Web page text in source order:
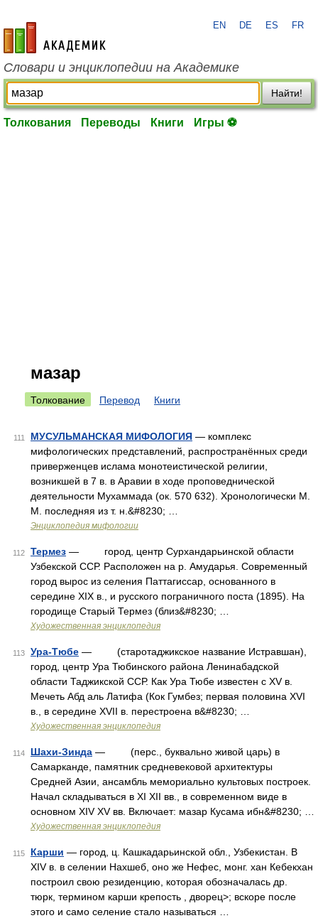
academic.ru
EN DE ES FR
Словари и энциклопедии на Академике
Найти!
Толкования Переводы Книги Игры ⚽
мазар
Толкование Перевод Книги
111 МУСУЛЬМАНСКАЯ МИФОЛОГИЯ — комплекс
мифологических представлений, распространённых среди
приверженцев ислама монотеистической религии,
возникшей в 7 в. в Аравии в ходе проповеднической
деятельности Мухаммада (ок. 570 632). Хронологически М.
М. последняя из т. н.&#8230; …
Энциклопедия мифологии
112 Термез — город, центр Сурхандарьинской области
Узбекской ССР. Расположен на р. Амударья. Современный
город вырос из селения Паттагиссар, основанного в
середине XIX в., и русского пограничного поста (1895). На
городище Старый Термез (близ&#8230; …
Художественная энциклопедия
113 Ура-Тюбе — (старотаджикское название Истравшан),
город, центр Ура Тюбинского района Ленинабадской
области Таджикской ССР. Как Ура Тюбе известен с XV в.
Мечеть Абд аль Латифа (Кок Гумбез; первая половина XVI
в., в середине XVII в. перестроена в&#8230; …
Художественная энциклопедия
114 Шахи-Зинда — (перс., буквально живой царь) в
Самарканде, памятник средневековой архитектуры
Средней Азии, ансамбль мемориально культовых построек.
Начал складываться в XI XII вв., в современном виде в
основном XIV XV вв. Включает: мазар Кусама ибн&#8230; …
Художественная энциклопедия
115 Карши — город, ц. Кашкадарьинской обл., Узбекистан. В
XIV в. в селении Нахшеб, оно же Нефес, монг. хан Кебекхан
построил свою резиденцию, которая обозначалась др.
тюрк, термином карши крепость , дворец>; вскоре после
этого и само селение стало называться …